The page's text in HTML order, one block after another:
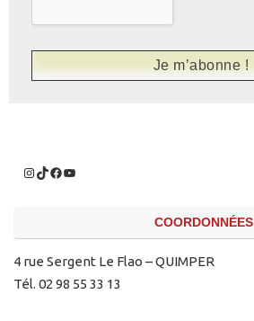
COORDONNÉES
4 rue Sergent Le Flao – QUIMPER
Tél. 02 98 55 33 13